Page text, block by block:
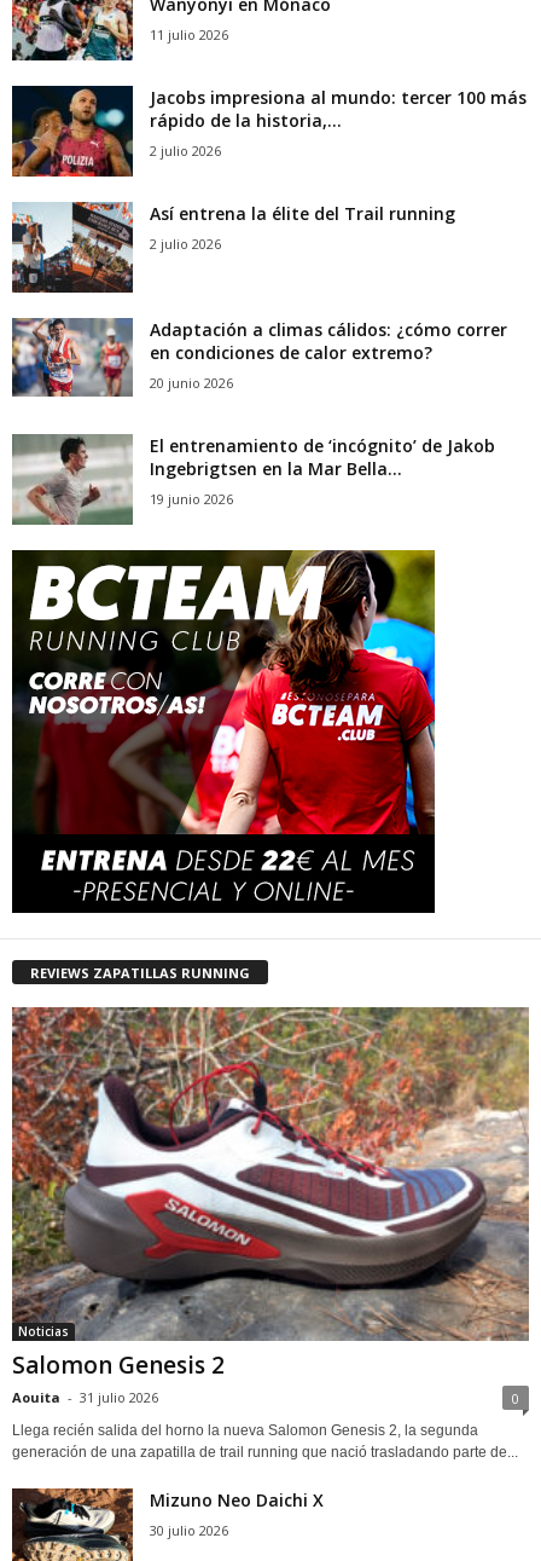
11 julio 2026
Jacobs impresiona al mundo: tercer 100 más
rápido de la historia,...
2 julio 2026
Así entrena la élite del Trail running
2 julio 2026
Adaptación a climas cálidos: ¿cómo correr
en condiciones de calor extremo?
20 junio 2026
El entrenamiento de ‘incógnito’ de Jakob
Ingebrigtsen en la Mar Bella...
19 junio 2026
REVIEWS ZAPATILLAS RUNNING
Noticias
Salomon Genesis 2
Aouita - 31 julio 2026 0
Llega recién salida del horno la nueva Salomon Genesis 2, la segunda
generación de una zapatilla de trail running que nació trasladando parte de...
Mizuno Neo Daichi X
30 julio 2026